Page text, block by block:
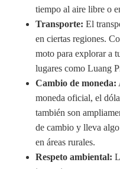
tiempo al aire libre o
Transporte: El
en ciertas regiones.
moto para explorar a
lugares como Luang
Cambio de moneda:
moneda oficial, el
también son
de cambio y lleva
en áreas rurales.
Respeto ambiental: